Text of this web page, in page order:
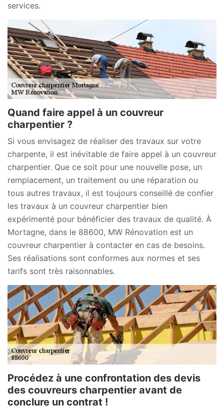
services.
Quand faire appel à un couvreur
charpentier ?
Si vous envisagez de réaliser des travaux sur votre
charpente, il est inévitable de faire appel à un couvreur
charpentier. Que ce soit pour une nouvelle pose, un
remplacement, un traitement ou une réparation ou
tous autres travaux, il est toujours conseillé de confier
les travaux à un couvreur charpentier bien
expérimenté pour bénéficier des travaux de qualité. À
Mortagne, dans le 88600, MW Rénovation est un
couvreur charpentier à contacter en cas de besoins.
Ses réalisations sont conformes aux normes et ses
tarifs sont très raisonnables.
Procédez à une confrontation des devis
des couvreurs charpentier avant de
conclure un contrat !